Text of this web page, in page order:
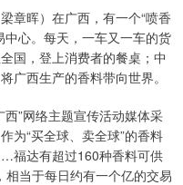
章晖）在广西，有一个“喷香
心。每天，一车又一车的货
国，登上消费者的餐桌；中
广西生产的香料带向世界。
”网络主题宣传活动媒体采
为“买全球、卖全球”的香料
福达有超过160种香料可供
相当于每日约有一个亿的交易